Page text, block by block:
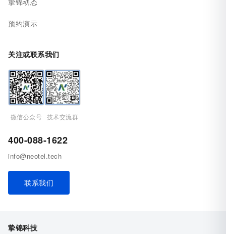
预约演示
关注或联系我们
微信公众号 技术交流群
400-088-1622
info@neotel.tech
联系我们
挚锦科技